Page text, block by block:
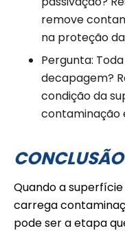
remove
na proteção
Pergunta:
decapagem?
condição da
contaminação
CONCLUSÃO
Quando a
carrega
pode ser a etapa